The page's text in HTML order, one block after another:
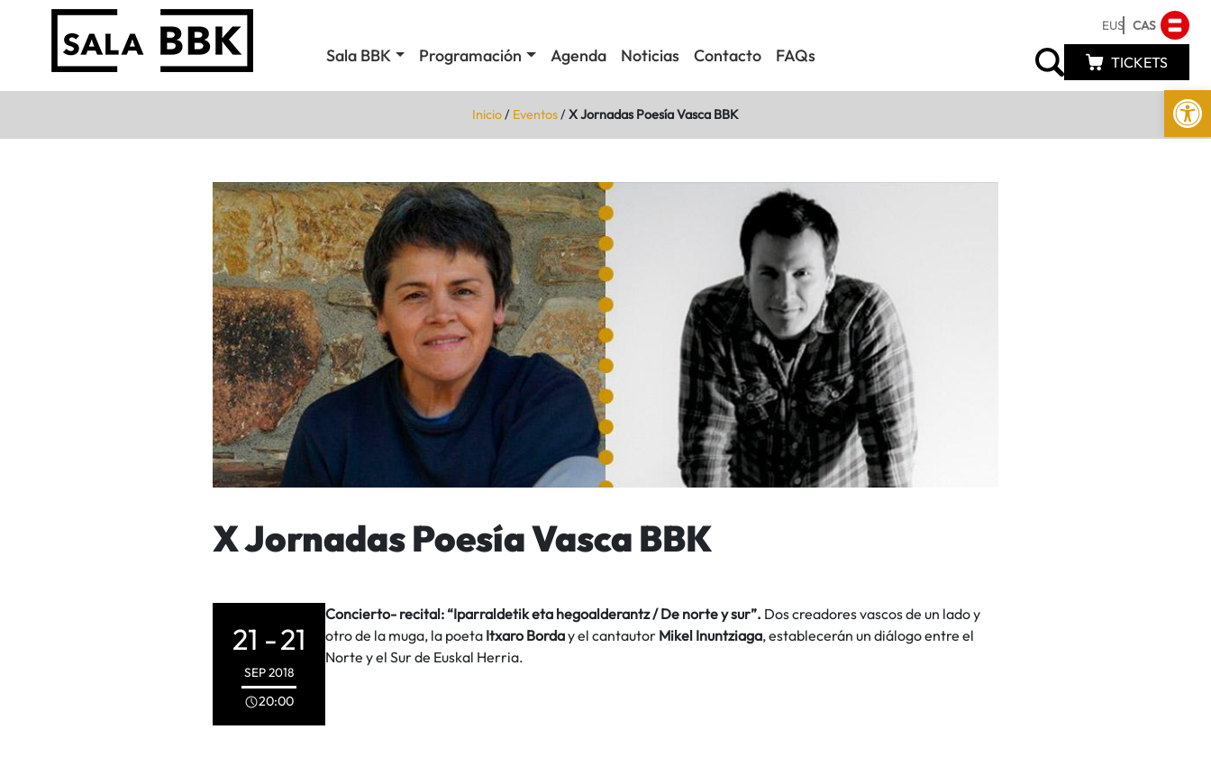
Abrir
Sala BBK Programación Agenda Noticias Contacto FAQs
EUS CAS
TICKETS
Inicio/ Eventos/X Jornadas Poesía Vasca BBK
X Jornadas Poesía Vasca BBK
21 -21
SEP2018
20:00
Concierto- recital: “Iparraldetik eta hegoalderantz / De norte y sur”. Dos creadores vascos de un lado y
otro de la muga, la poeta Itxaro Borday el cantautor Mikel Inuntziaga, establecerán un diálogo entre el
Norte y el Sur de Euskal Herria.